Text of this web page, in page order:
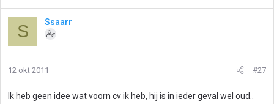
S Ssaarr
12 okt 2011 #27
Ik heb geen idee wat voorn cv ik heb, hij is in ieder geval wel oud..